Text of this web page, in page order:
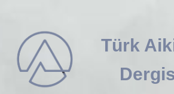
İçeriğe
geç
Türk